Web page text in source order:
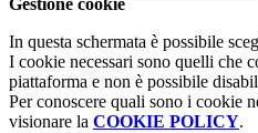
Gestione cookie
In questa schermata è possibile
I cookie necessari sono quelli che
piattaforma e non è possibile
Per conoscere quali sono i cookie
visionare la COOKIE POLICY.